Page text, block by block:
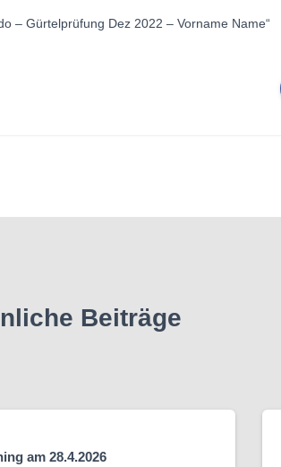
– Gürtelprüfung Dez 2022 – Vorname Name“
Beiträge
am 28.4.2026